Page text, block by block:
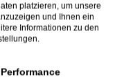
am Forellensee.
Forellenteig!
platzieren, um unsere
und Ihnen ein
Informationen zu den
Performance